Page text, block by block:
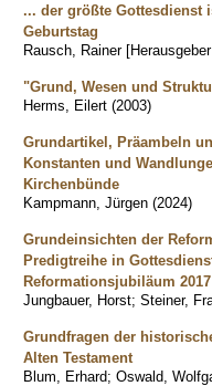
... der größte Gottesdienst
Geburtstag
Rausch, Rainer
"Grund, Wesen und
Herms, Eilert (2003)
Grundartikel, Präambeln
Konstanten und
Kirchenbünde
Kampmann, Jürgen (2024)
Grundeinsichten der
Predigtreihe in
Reformationsjubiläum 2017
Jungbauer, Horst; Steiner,
Grundfragen der
Alten Testament
Blum, Erhard; Oswald,